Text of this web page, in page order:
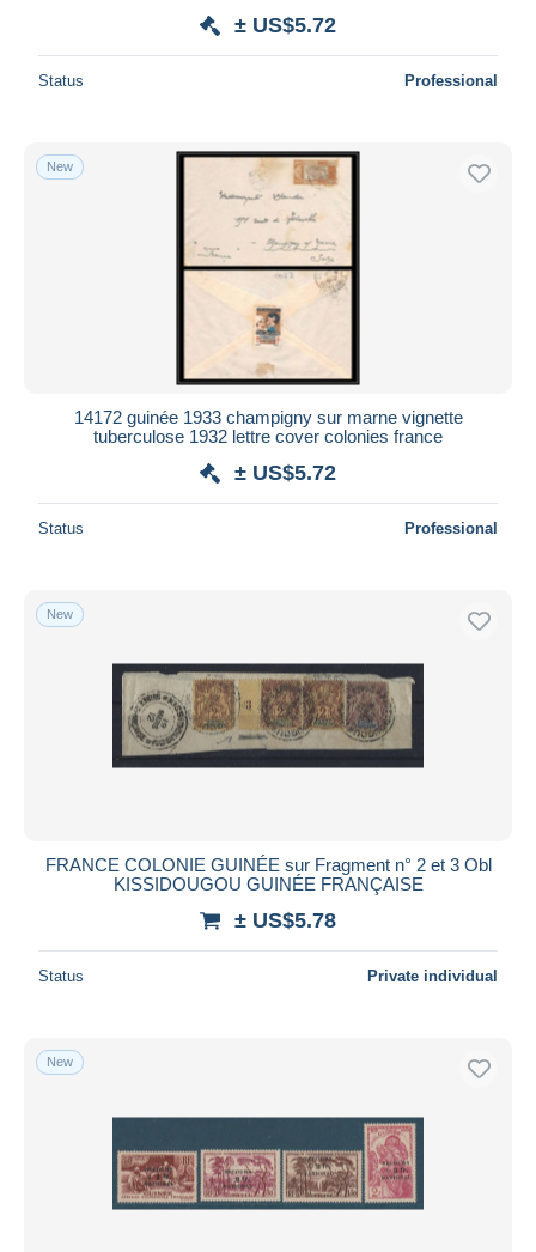
± US$5.72
Status Professional
New
14172 guinée 1933 champigny sur marne vignette
tuberculose 1932 lettre cover colonies france
± US$5.72
Status Professional
New
FRANCE COLONIE GUINÉE sur Fragment n° 2 et 3 Obl
KISSIDOUGOU GUINÉE FRANÇAISE
± US$5.78
Status Private individual
New